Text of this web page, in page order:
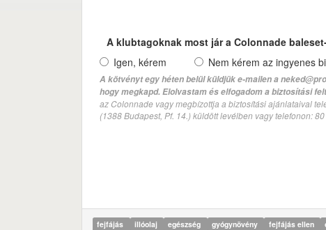
A klubtagoknak most jár a Colonnade
Igen, kérem
Nem kérem az ingyenes
A kötvényt egy héten belül küldjük e-mailen a
hogy megkapd. Elolvastam és elfogadom a biztosítási
az Colonnade vagy megbízottja a biztosítási ajánlataival
(1388 Budapest, Pf. 14.) küldött levélben vagy telefonon:
fejfájás illóolaj egészség gyógynövény fejfájás ellen